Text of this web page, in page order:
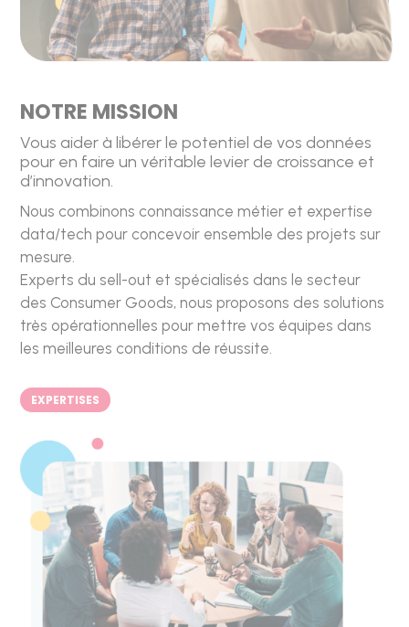
NOTRE MISSION
Vous aider à libérer le potentiel de vos données
pour en faire un véritable levier de croissance et
d’innovation.
Nous combinons connaissance métier et expertise
data/tech pour concevoir ensemble des projets sur
mesure.
Experts du sell-out et spécialisés dans le secteur
des Consumer Goods, nous proposons des solutions
très opérationnelles pour mettre vos équipes dans
les meilleures conditions de réussite.
EXPERTISES